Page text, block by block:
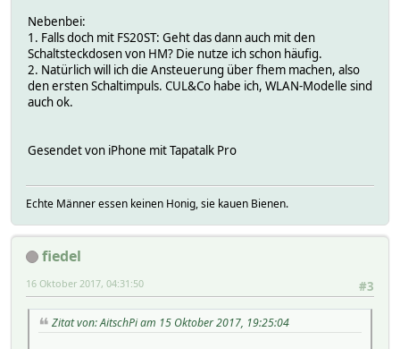
Nebenbei:
1. Falls doch mit FS20ST: Geht das dann auch mit den
Schaltsteckdosen von HM? Die nutze ich schon häufig.
2. Natürlich will ich die Ansteuerung über fhem machen, also
den ersten Schaltimpuls. CUL&Co habe ich, WLAN-Modelle sind
auch ok.
Gesendet von iPhone mit Tapatalk Pro
Echte Männer essen keinen Honig, sie kauen Bienen.
fiedel
#3
16 Oktober 2017, 04:31:50
Zitat von: AitschPi am 15 Oktober 2017, 19:25:04